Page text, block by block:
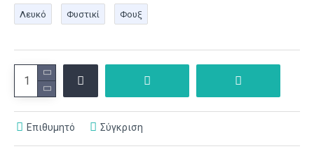
Λευκό
Φυστικί Φουξ
Επιθυμητό Σύγκριση